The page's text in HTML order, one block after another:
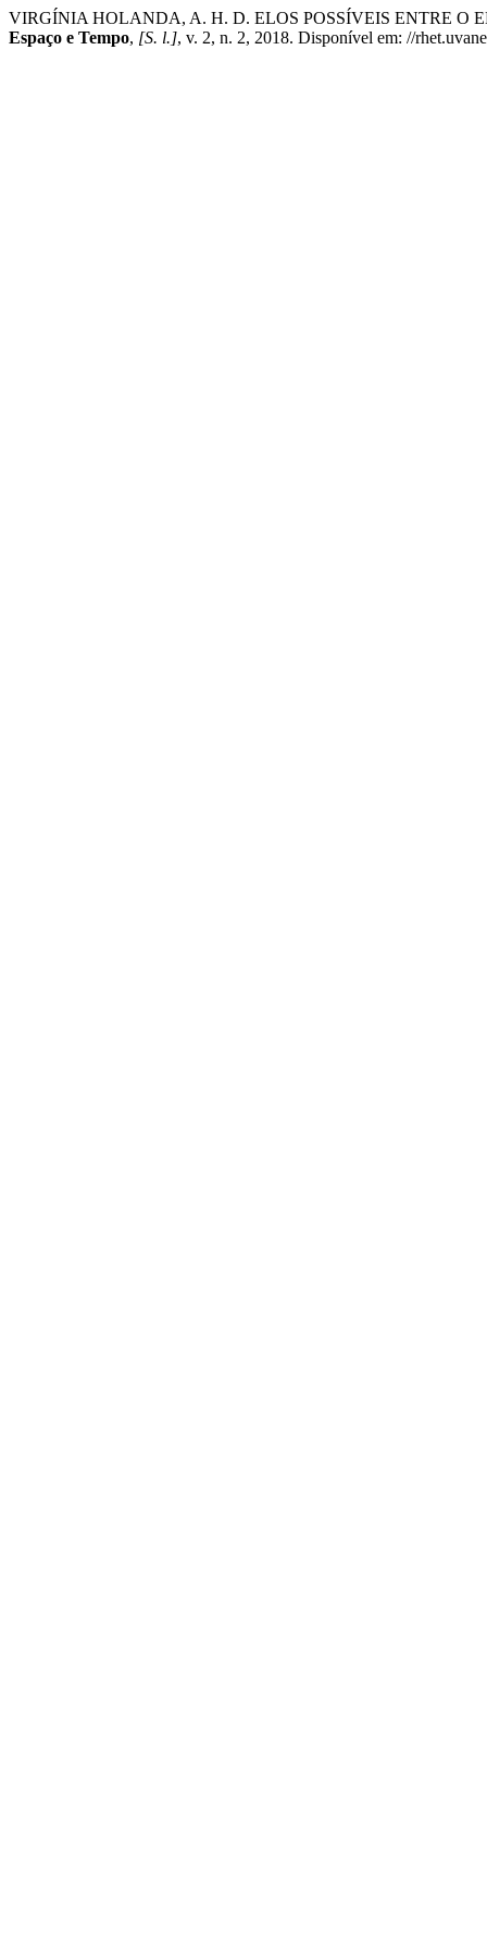
VIRGÍNIA HOLANDA, A. H. D. ELOS POSSÍVEIS ENTRE O
Espaço e Tempo, [S. l.], v. 2, n. 2, 2018. Disponível em: //